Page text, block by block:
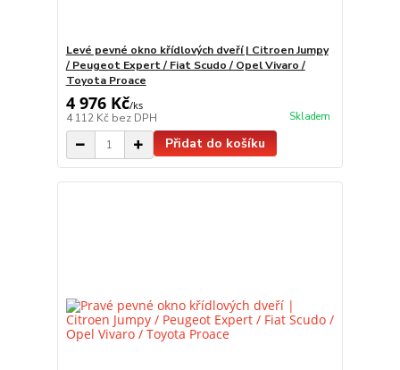
Levé pevné okno křídlových dveří | Citroen Jumpy
/ Peugeot Expert / Fiat Scudo / Opel Vivaro /
Toyota Proace
4 976 Kč/ks
4 112 Kč bez DPH Skladem
Přidat do košíku